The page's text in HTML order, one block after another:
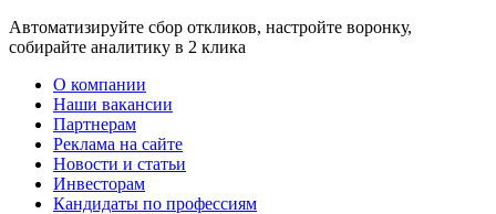
Автоматизируйте сбор откликов, настройте воронку,
собирайте аналитику в 2 клика
О компании
Наши вакансии
Партнерам
Реклама на сайте
Новости и статьи
Инвесторам
Кандидаты по профессиям